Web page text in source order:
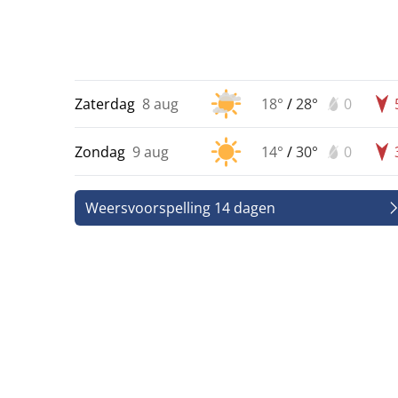
Zaterdag 8 aug 18° /28° 0
Zondag 9 aug 14° /30° 0
Weersvoorspelling 14 dagen